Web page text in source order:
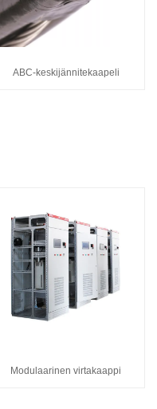
ABC-keskijännitekaapeli
Modulaarinen virtakaappi